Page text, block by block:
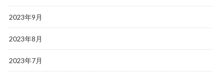
2023年9月
2023年8月
2023年7月